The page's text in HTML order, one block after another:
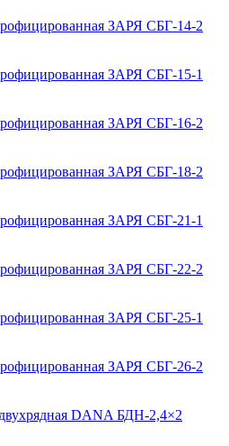
ЗАРЯ СБГ-14-2
ЗАРЯ СБГ-15-1
ЗАРЯ СБГ-16-2
ЗАРЯ СБГ-18-2
ЗАРЯ СБГ-21-1
ЗАРЯ СБГ-22-2
ЗАРЯ СБГ-25-1
ЗАРЯ СБГ-26-2
DANA БДН-2,4×2